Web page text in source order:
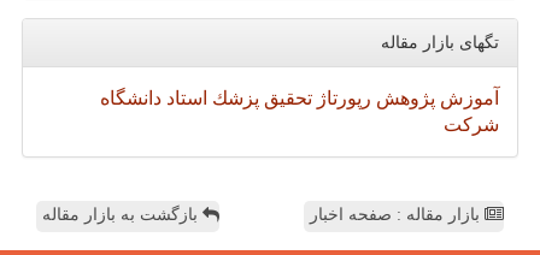
تگهای بازار مقاله
آموزش پژوهش رپورتاژ تحقیق پزشك استاد دانشگاه
شركت
بازار مقاله : صفحه اخبار بازگشت به بازار مقاله